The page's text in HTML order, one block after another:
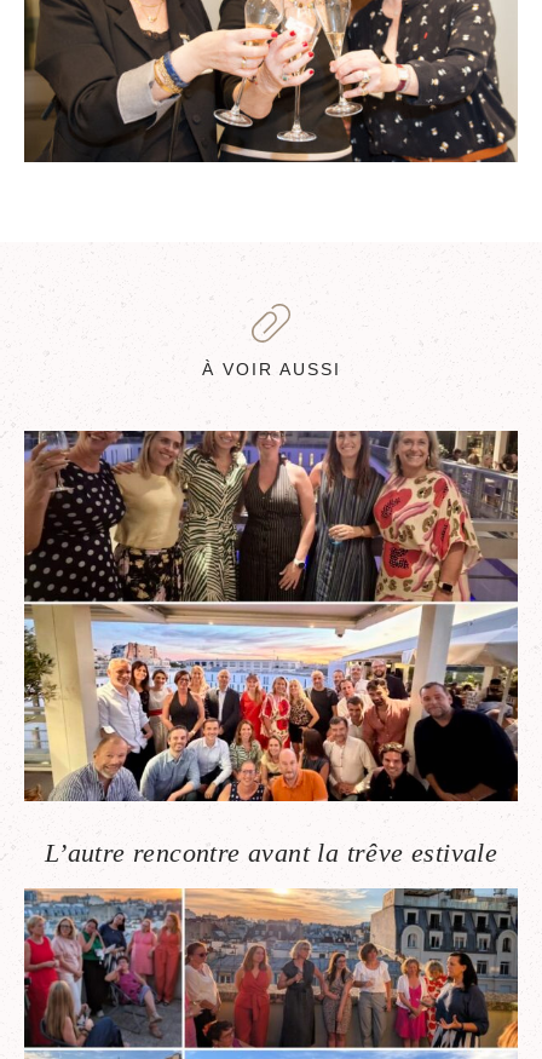
À VOIR AUSSI
L’autre rencontre avant la trêve estivale